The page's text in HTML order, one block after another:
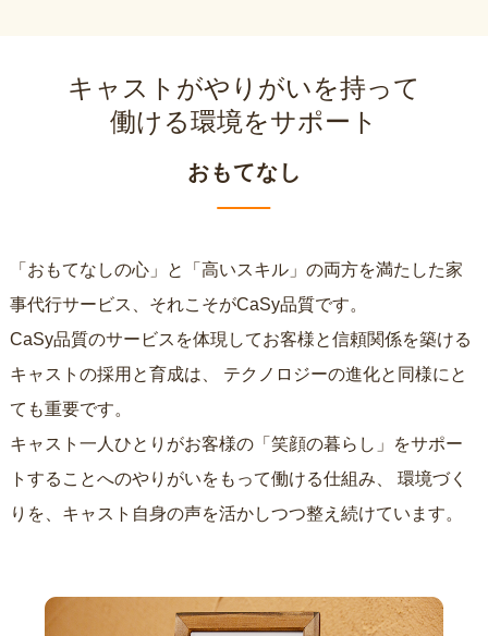
キャストがやりがいを持って
働ける環境をサポート
おもてなし
「おもてなしの心」と「高いスキル」の両方を満たした家
事代行サービス、それこそがCaSy品質です。
CaSy品質のサービスを体現してお客様と信頼関係を築ける
キャストの採用と育成は、
ても重要です。
キャスト一人ひとりがお客様の「笑顔の暮らし」をサポー
トすることへのやりがいをもって働ける仕組み、
りを、キャスト自身の声を活かしつつ整え続けています。